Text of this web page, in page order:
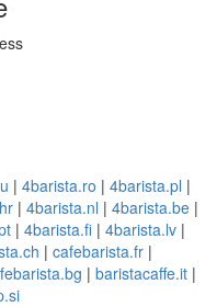
| 4barista.ro | 4barista.pl |
| 4barista.nl | 4barista.be |
| 4barista.fi | 4barista.lv |
| cafebarista.fr |
| baristacaffe.it|